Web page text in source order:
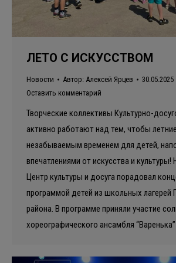
ЛЕТО С ИСКУССТВОМ
Новости Автор: Алексей Ярцев
30.05.2025
Оставить комментарий
Творческие коллективы Культурно-
активно работают над тем, чтобы
незабываемым временем для детей,
впечатлениями от искусства и культуры!
Центр культуры и досуга порадовал
программой детей из школьных лагерей
района. В программе приняли участие
хореографического ансамбля